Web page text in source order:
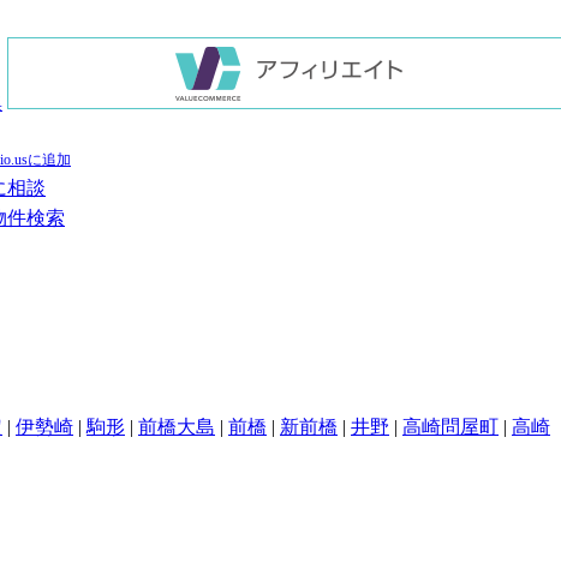
相談
件検索
| 伊勢崎 | 駒形 | 前橋大島 | 前橋 | 新前橋 | 井野 | 高崎問屋町 | 高崎